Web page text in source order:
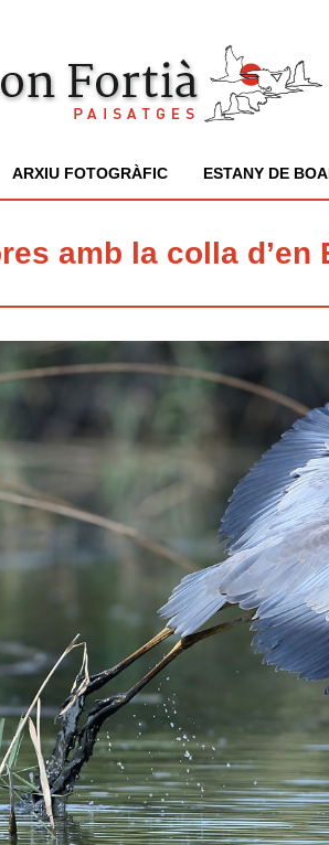
ARXIU FOTOGRÀFIC ESTANY DE
amb la colla d’en